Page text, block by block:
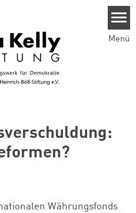
Menü
Währungsfonds